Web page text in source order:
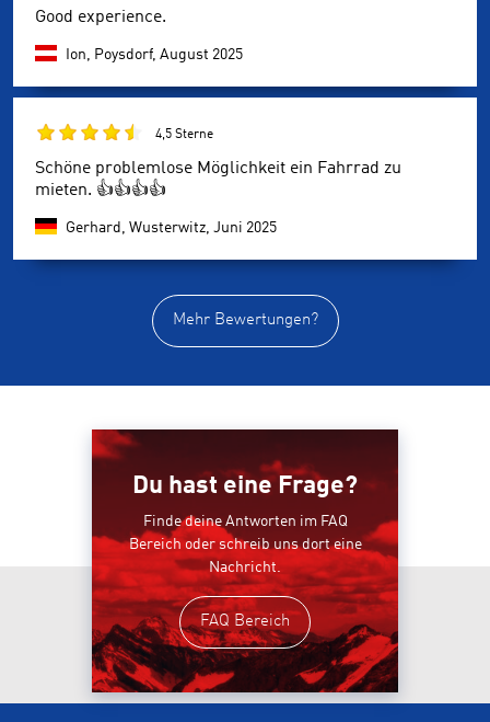
Good experience.
Ion, Poysdorf, August 2025
4,5 Sterne
Schöne problemlose Möglichkeit ein Fahrrad zu
mieten. 👍👍👍👍
Gerhard, Wusterwitz, Juni 2025
Mehr Bewertungen?
Du hast eine Frage?
Finde deine Antworten im FAQ
Bereich oder schreib uns dort eine
Nachricht.
FAQ Bereich